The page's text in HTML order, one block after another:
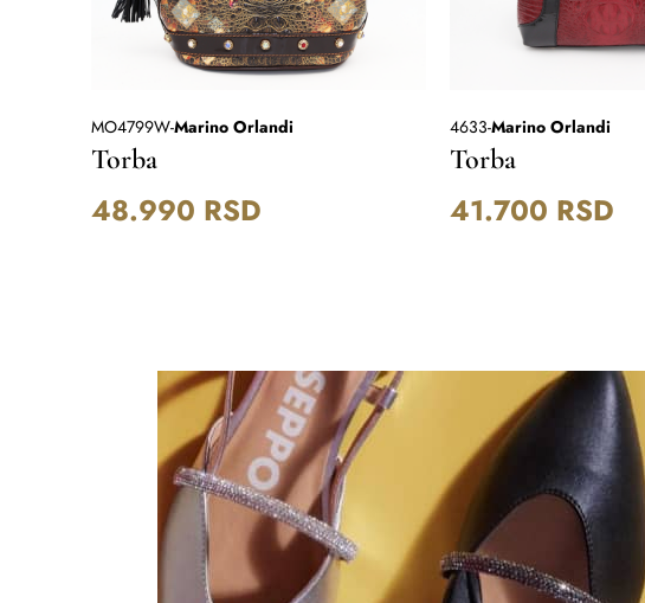
MO4799W-Marino Orlandi
Torba
48.990 RSD
4633-Marino Orlandi
Torba
41.700 RSD